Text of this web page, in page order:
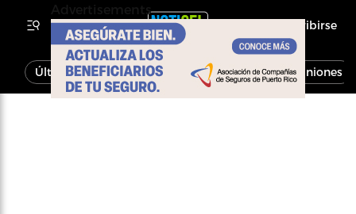
Inscribirse
Última Hora Noticias Economía Opiniones
Advertisements